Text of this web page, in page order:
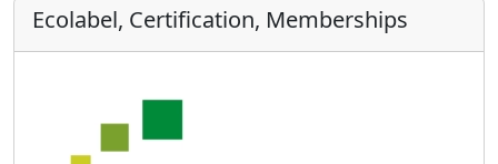
Ecolabel, Certification, Memberships